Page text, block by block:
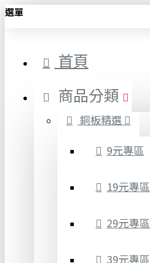
選單
首頁
商品分類
銅板精選
9元專區
19元專區
29元專區
39元專區